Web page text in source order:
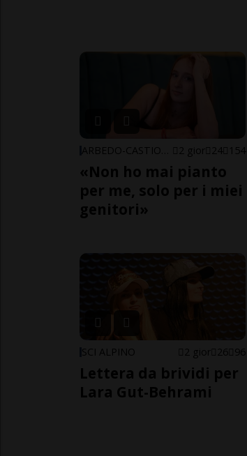
2 gior 24 154
«Non ho mai pianto
per me, solo per i miei
genitori»
SCI ALPINO 2 gior 26 96
Lettera da brividi per
Lara Gut-Behrami